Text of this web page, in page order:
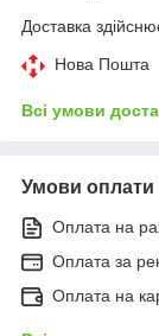
Доставка
Нова Пошта
Всі умови
Умови оплати
Оплата на
Оплата за
Оплата на